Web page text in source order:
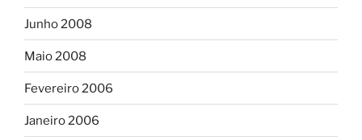
Junho 2008
Maio 2008
Fevereiro 2006
Janeiro 2006